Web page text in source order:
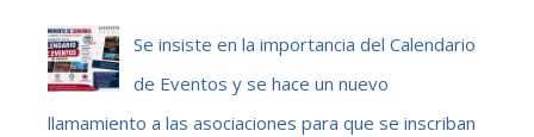
Se insiste en la importancia del Calendario
de Eventos y se hace un nuevo
llamamiento a las asociaciones para que se inscriban